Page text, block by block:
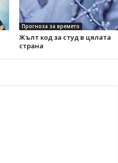
Прогноза за времето
Жълт код за студ в цялата
страна